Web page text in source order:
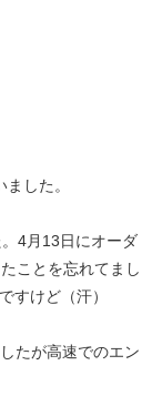
した。
4月13日にオーダ
ことを忘れてまし
すけど（汗）
たが高速でのエン